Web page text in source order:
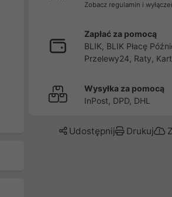
Zobacz regulamin i
Zapłać za pomocą
BLIK, BLIK Płacę
Przelewy24, Raty,
Wysyłka za pomocą
InPost, DPD, DHL
Udostępnij Drukuj